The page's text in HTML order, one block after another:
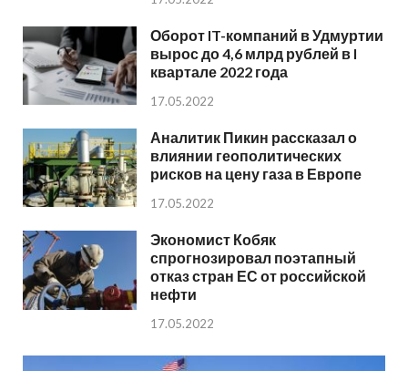
Оборот IT-компаний в Удмуртии
вырос до 4,6 млрд рублей в I
квартале 2022 года
17.05.2022
Аналитик Пикин рассказал о
влиянии геополитических
рисков на цену газа в Европе
17.05.2022
Экономист Кобяк
спрогнозировал поэтапный
отказ стран ЕС от российской
нефти
17.05.2022